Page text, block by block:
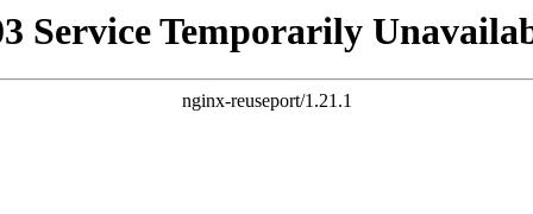
Service Temporarily
nginx-reuseport/1.21.1